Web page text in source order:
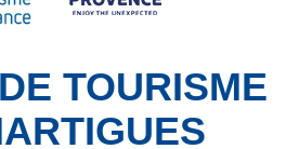
TOURISME